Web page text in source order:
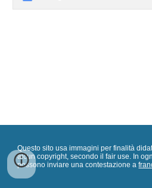
Questo sito usa immagini per finalità
alcun copyright, secondo il fair use. In
possono inviare una contestazione a